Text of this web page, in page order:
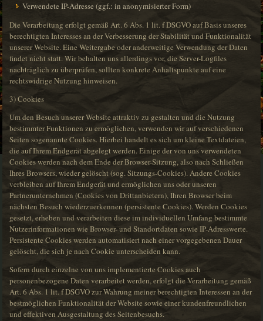
Verwendete IP-Adresse (ggf.: in anonymisierter Form)
Die Verarbeitung erfolgt gemäß Art. 6 Abs. 1 lit. f DSGVO auf Basis unseres
berechtigten Interesses an der Verbesserung der Stabilität und Funktionalität
unserer Website. Eine Weitergabe oder anderweitige Verwendung der Daten
findet nicht statt. Wir behalten uns allerdings vor, die Server-Logfiles
nachträglich zu überprüfen, sollten konkrete Anhaltspunkte auf eine
rechtswidrige Nutzung hinweisen.
3) Cookies
Um den Besuch unserer Website attraktiv zu gestalten und die Nutzung
bestimmter Funktionen zu ermöglichen, verwenden wir auf verschiedenen
Seiten sogenannte Cookies. Hierbei handelt es sich um kleine Textdateien,
die auf Ihrem Endgerät abgelegt werden. Einige der von uns verwendeten
Cookies werden nach dem Ende der Browser-Sitzung, also nach Schließen
Ihres Browsers, wieder gelöscht (sog. Sitzungs-Cookies). Andere Cookies
verbleiben auf Ihrem Endgerät und ermöglichen uns oder unseren
Partnerunternehmen (Cookies von Drittanbietern), Ihren Browser beim
nächsten Besuch wiederzuerkennen (persistente Cookies). Werden Cookies
gesetzt, erheben und verarbeiten diese im individuellen Umfang bestimmte
Nutzerinformationen wie Browser- und Standortdaten sowie IP-Adresswerte.
Persistente Cookies werden automatisiert nach einer vorgegebenen Dauer
gelöscht, die sich je nach Cookie unterscheiden kann.
Sofern durch einzelne von uns implementierte Cookies auch
personenbezogene Daten verarbeitet werden, erfolgt die Verarbeitung gemäß
Art. 6 Abs. 1 lit. f DSGVO zur Wahrung meiner berechtigten Interessen an der
bestmöglichen Funktionalität der Website sowie einer kundenfreundlichen
und effektiven Ausgestaltung des Seitenbesuchs.